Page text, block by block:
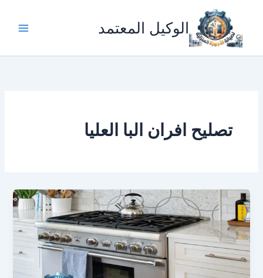
المحتوى
الوكيل المعتمد
تصليح افران البا العليا